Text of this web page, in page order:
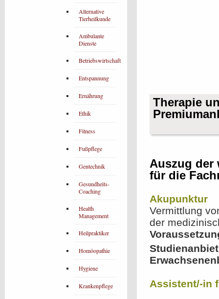
Therapie
Auszug der
für die
Akupunktur
Vermittlung
der
Assistent/-in
Alternative
Tierheilkunde
Ambulante
Dienste
Betriebswirtschaft
Entspannung
Ernährung
Ethik
Fitness
Fußpflege
Gentechnik
Gesundheits-
Coaching
Health
Management
Heilpraktiker
Homöopathie
Hygiene
Krankenpflege